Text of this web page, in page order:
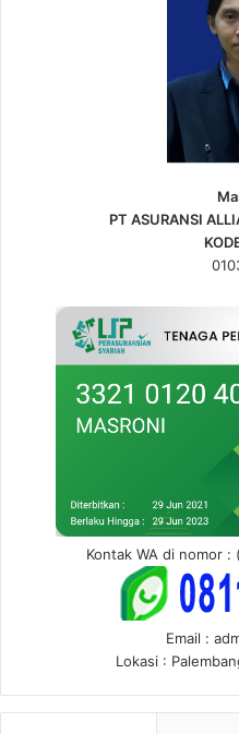
PT ASURANSI
Kontak WA di nomor :
Email :
Lokasi :